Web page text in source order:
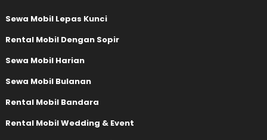
Sewa Mobil Lepas Kunci
Rental Mobil Dengan Sopir
Sewa Mobil Harian
Sewa Mobil Bulanan
Rental Mobil Bandara
Rental Mobil Wedding & Event